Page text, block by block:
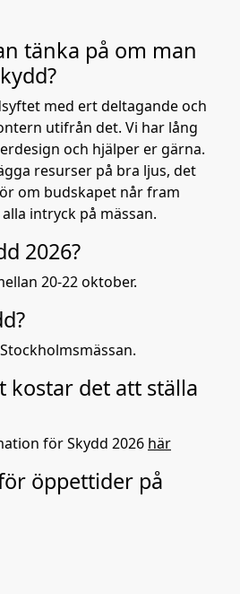
tänka på om man
med ert deltagande och
utifrån det. Vi har lång
och hjälper er gärna.
resurser på bra ljus, det
om budskapet når fram
intryck på mässan.
2026?
20-22 oktober.
det att ställa
för Skydd 2026 här
öppettider på